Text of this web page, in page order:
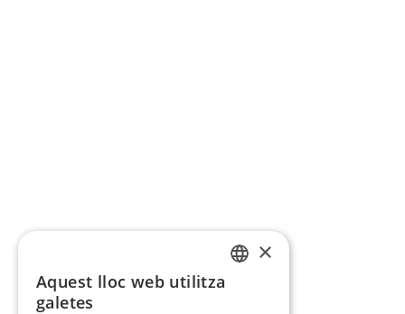
×
Aquest lloc web utilitza
galetes